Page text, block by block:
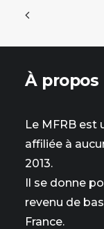
À propos
Le MFRB est
affiliée à
2013.
Il se donne
revenu de
France.